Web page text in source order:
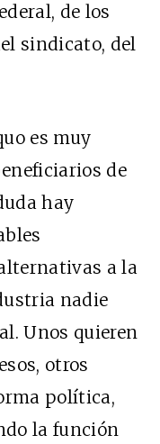
de los
sindicato, del
es muy
de
hay
a la
nadie
Unos quieren
otros
política,
la función